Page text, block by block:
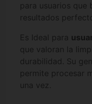
para usuarios que
resultados
Es Ideal para
que valoran la
durabilidad. Su
permite procesar
una vez.